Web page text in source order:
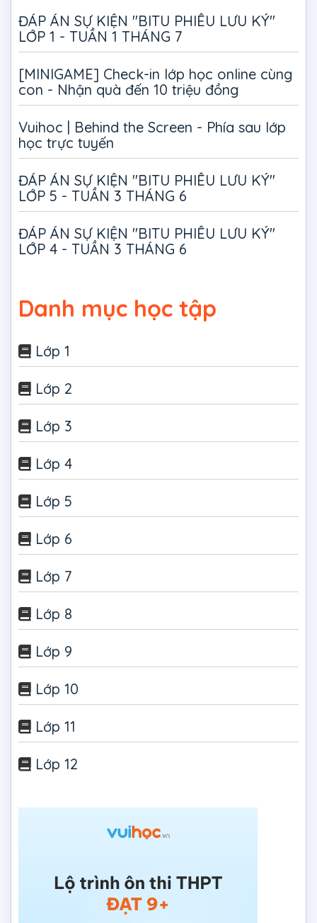
ĐÁP ÁN SỰ KIỆN "BITU PHIÊU LƯU KÝ"
LỚP 1 - TUẦN 1 THÁNG 7
[MINIGAME] Check-in lớp học online cùng
con - Nhận quà đến 10 triệu đồng
Vuihoc | Behind the Screen - Phía sau lớp
học trực tuyến
ĐÁP ÁN SỰ KIỆN "BITU PHIÊU LƯU KÝ"
LỚP 5 - TUẦN 3 THÁNG 6
ĐÁP ÁN SỰ KIỆN "BITU PHIÊU LƯU KÝ"
LỚP 4 - TUẦN 3 THÁNG 6
Danh mục học tập
Lớp 1
Lớp 2
Lớp 3
Lớp 4
Lớp 5
Lớp 6
Lớp 7
Lớp 8
Lớp 9
Lớp 10
Lớp 11
Lớp 12